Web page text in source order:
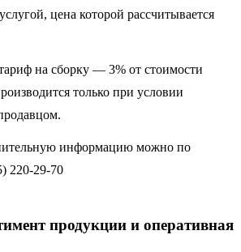
цена которой рассчитывается
на сборку — 3% от стоимости
только при условии
информацию можно по
220-29-70
продукции и оперативная